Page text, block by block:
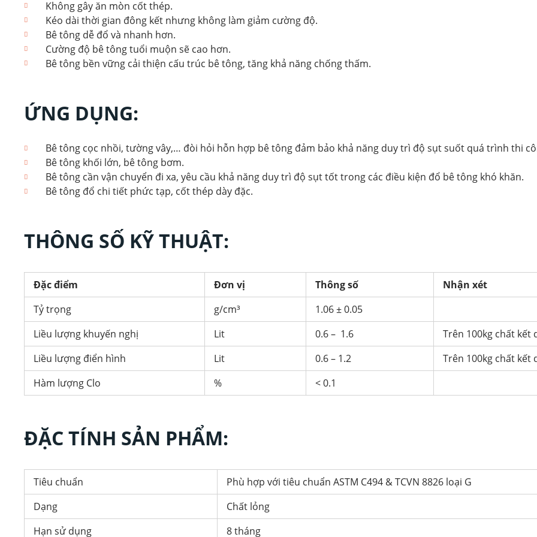
Không gây ăn mòn cốt thép.
Kéo dài thời gian đông kết nhưng không làm giảm cường độ.
Bê tông dễ đổ và nhanh hơn.
Cường độ bê tông tuổi muộn sẽ cao hơn.
Bê tông bền vững cải thiện cấu trúc bê tông, tăng khả năng chống thấm.
ỨNG DỤNG:
Bê tông cọc nhồi, tường vây,… đòi hỏi hỗn hợp bê tông đảm bảo khả năng duy trì độ sụt suốt quá trình thi
Bê tông khối lớn, bê tông bơm.
Bê tông cần vận chuyển đi xa, yêu cầu khả năng duy trì độ sụt tốt trong các điều kiện đổ bê tông khó khăn.
Bê tông đổ chi tiết phức tạp, cốt thép dày đặc.
THÔNG SỐ KỸ THUẬT:
Đặc điểm Đơn vị Thông số
Nhận xét
Tỷ trọng
g/cm³
1.06 ± 0.05
Liều lượng khuyến nghị
Lit 0.6 – 1.6
Trên 100kg chất kết
Liều lượng điển hình
Lit 0.6 – 1.2
Trên 100kg chất kết
Hàm lượng Clo
% < 0.1
ĐẶC TÍNH SẢN PHẨM:
Tiêu chuẩn
Phù hợp với tiêu chuẩn ASTM C494 & TCVN 8826 loại G
Dạng
Chất lỏng
Hạn sử dụng
8 tháng